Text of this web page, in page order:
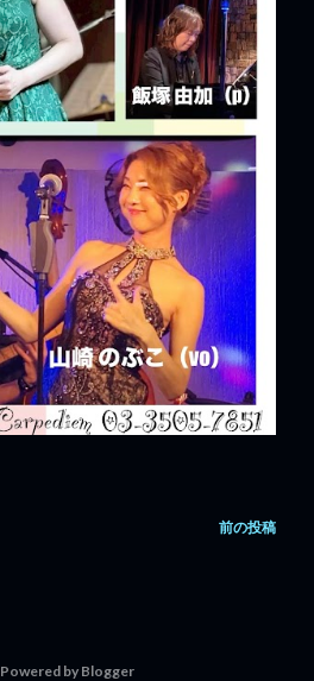
前の投稿
Powered by Blogger